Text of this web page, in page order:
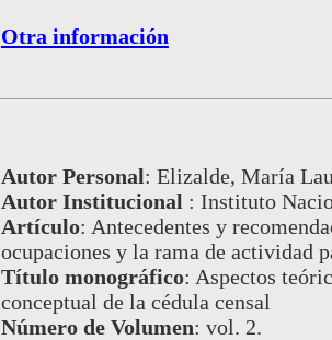
Otra información
Autor Personal: Elizalde, María
Autor Institucional : Instituto
Artículo: Antecedentes y
ocupaciones y la rama de actividad
Título monográfico: Aspectos
conceptual de la cédula censal
Número de Volumen: vol. 2.